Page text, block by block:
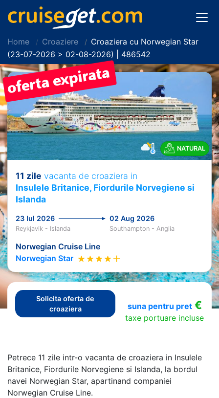
Home Croaziere
Croaziera cu Norwegian Star
(23-07-2026 > 02-08-2026) | 486542
NATURAL
11 zile vacanta de croaziera in
Insulele Britanice, Fiordurile Norvegiene si
Islanda
23 Iul 2026 02 Aug 2026
Reykjavik - Islanda Southampton - Anglia
Norwegian Cruise Line
Norwegian Star
Solicita oferta de
croaziera
suna pentru pret€
taxe portuare incluse
Petrece 11 zile intr-o vacanta de croaziera in Insulele
Britanice, Fiordurile Norvegiene si Islanda, la bordul
navei Norwegian Star, apartinand companiei
Norwegian Cruise Line.